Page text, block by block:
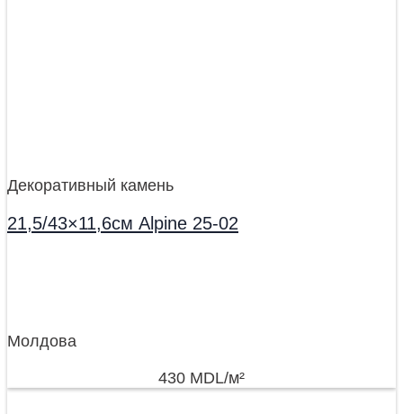
Декоративный камень
21,5/43×11,6см Alpine 25-02
Молдова
430 MDL/м²